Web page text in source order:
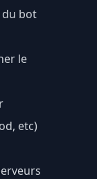
du bot
le
etc)